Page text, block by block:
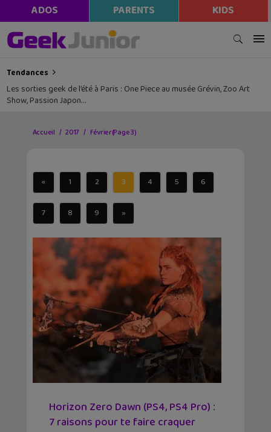
ADOS PARENTS KIDS
Tendances
Les sorties geek de l’été à Paris : One Piece au musée Grévin, Zoo Art
Show, Passion Japon…
Accueil 2017 février(Page 3)
« 1 2 3 4 5 6
7 8 9 »
Horizon Zero Dawn (PS4, PS4 Pro) :
7 raisons pour te faire craquer